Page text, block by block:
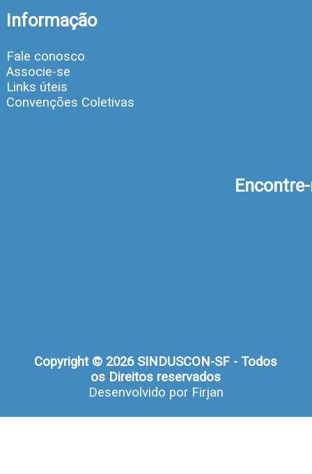
Informação
Fale conosco
Associe-se
Links úteis
Convenções Coletivas
Copyright © 2026 SINDUSCON-SF - Todos
os Direitos reservados
Desenvolvido por Firjan